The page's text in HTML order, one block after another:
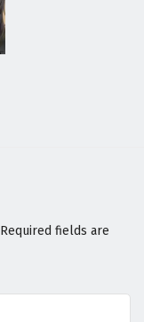
Required fields are